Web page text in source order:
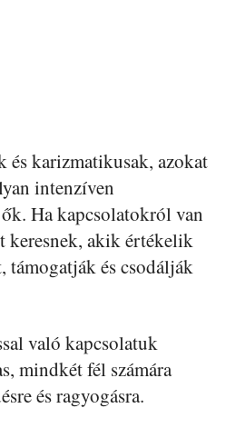
és karizmatikusak, azokat
intenzíven
Ha kapcsolatokról van
keresnek, akik értékelik
támogatják és csodálják
való kapcsolatuk
mindkét fél számára
és ragyogásra.